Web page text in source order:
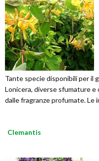
Tante specie disponibili per il
Lonicera, diverse sfumature
dalle fragranze profumate. Le
Clemantis